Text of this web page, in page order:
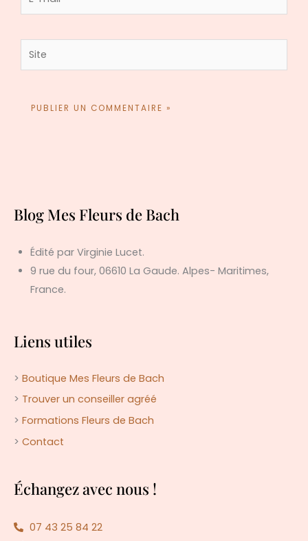
mail*
Site
Blog Mes Fleurs de Bach
Édité par Virginie Lucet.
9 rue du four, 06610 La Gaude. Alpes- Maritimes,
France.
Liens utiles
> Boutique Mes Fleurs de Bach
> Trouver un conseiller agréé
> Formations Fleurs de Bach
> Contact
Échangez avec nous !
07 43 25 84 22